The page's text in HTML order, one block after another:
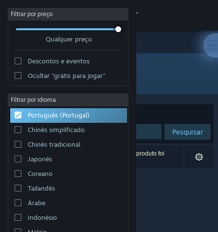
Iniciar sessão
Sobre
Apoio
Alterar idioma
Instala a app móvel do Steam
Ver versão para computadores
Filtrar por preço
Qualquer preço
Descontos e eventos
Ocultar "grátis para jogar"
Filtrar por idioma
Português (Portugal)
Chinês simplificado
Chinês tradicional
Japonês
Coreano
Tailandês
Árabe
Indonésio
Editora: PodPal Games
Ordenar por Relevância
Pesquisar
0 resultados correspondentes à tua pesquisa. 1 produto foi
excluído com base nas tuas preferências.